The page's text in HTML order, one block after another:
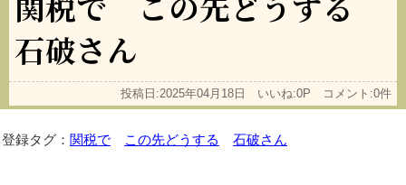
石破さん
投稿日:2025年04月18日 いいね:0P コメント:0件
登録タグ： 関税で この先どうする 石破さん